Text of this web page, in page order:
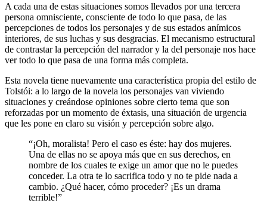
A cada una de estas situaciones somos llevados por una tercera
persona omnisciente, consciente de todo lo que pasa, de las
percepciones de todos los personajes y de sus estados anímicos
interiores, de sus luchas y sus desgracias. El mecanismo estructural
de contrastar la percepción del narrador y la del personaje nos hace
ver todo lo que pasa de una forma más completa.
Esta novela tiene nuevamente una característica propia del estilo de
Tolstói: a lo largo de la novela los personajes van viviendo
situaciones y creándose opiniones sobre cierto tema que son
reforzadas por un momento de éxtasis, una situación de urgencia
que les pone en claro su visión y percepción sobre algo.
“¡Oh, moralista! Pero el caso es éste: hay dos mujeres.
Una de ellas no se apoya más que en sus derechos, en
nombre de los cuales te exige un amor que no le puedes
conceder. La otra te lo sacrifica todo y no te pide nada a
cambio. ¿Qué hacer, cómo proceder? ¡Es un drama
terrible!”